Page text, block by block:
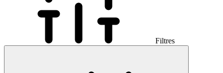
Filtres